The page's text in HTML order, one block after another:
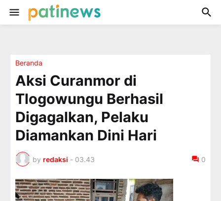
Beranda
Aksi Curanmor di
Tlogowungu Berhasil
Digagalkan, Pelaku
Diamankan Dini Hari
by redaksi - 03.43 0